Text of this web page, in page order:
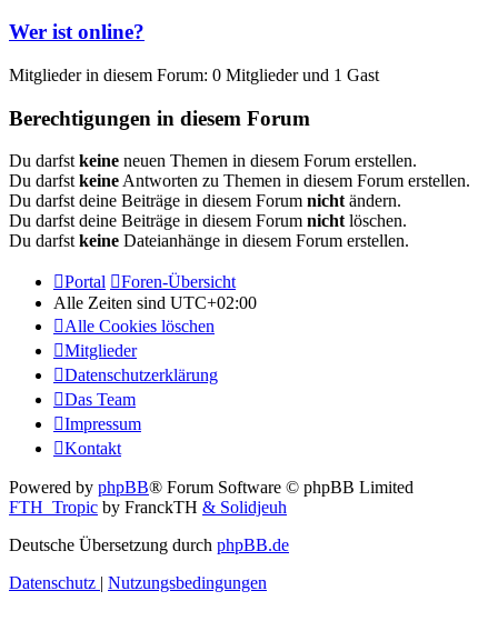
Wer ist online?
Mitglieder in diesem Forum: 0 Mitglieder und 1 Gast
Berechtigungen in diesem Forum
Du darfstkeine neuen Themen in diesem Forum erstellen.
Du darfstkeineAntworten zu Themen in diesem Forum erstellen.
Du darfst deine Beiträge in diesem Forum nichtändern.
Du darfst deine Beiträge in diesem Forum nichtlöschen.
Du darfstkeine Dateianhänge in diesem Forum erstellen.
Portal
Foren-Übersicht
Alle Zeiten sind UTC+02:00
Alle Cookies löschen
Mitglieder
Datenschutzerklärung
Das Team
Impressum
Kontakt
Powered by phpBB® Forum Software © phpBB Limited
FTH_Tropic by FranckTH & Solidjeuh
Deutsche Übersetzung durch phpBB.de
Datenschutz
Nutzungsbedingungen